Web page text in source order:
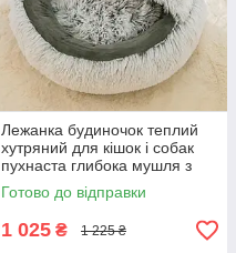
Лежанка будиночок теплий
хутряний для кішок і собак
пухнаста глибока мушля з
капюшоном 50 см, Сірий
Готово до відправки
1 025 ₴ 1 225 ₴